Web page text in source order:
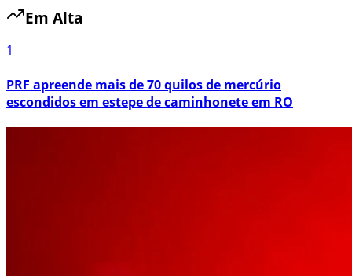
Em Alta
1
PRF apreende mais de 70 quilos de mercúrio
escondidos em estepe de caminhonete em RO